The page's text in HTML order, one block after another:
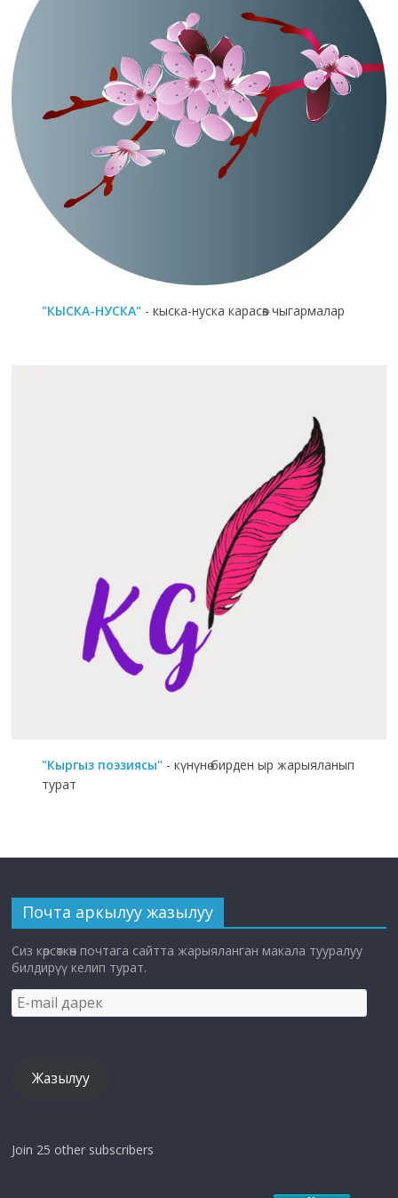
"КЫСКА-НУСКА" - кыска-нуска карасөз чыгармалар
"Кыргыз поэзиясы" - күнүнө бирден ыр жарыяланып
турат
Почта аркылуу жазылуу
Сиз көрсөткөн почтага сайтта жарыяланган макала тууралуу
билдирүү келип турат.
E-
mail
Жазылуу
Join 25 other subscribers